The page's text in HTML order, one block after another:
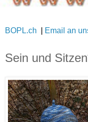
BOPL.ch Email an
Sein und